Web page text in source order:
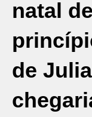
natal
de